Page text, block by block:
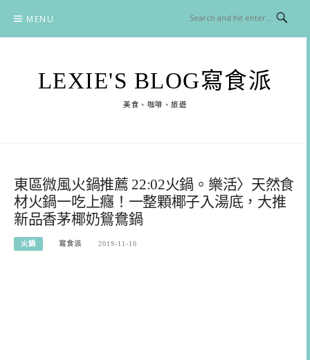
content
MENU
LEXIE'S BLOG寫食派
美食、咖啡、旅遊
東區微風火鍋推薦 22:02火鍋。樂活〉天然食
材火鍋一吃上癮！一整顆椰子入湯底，大推
新品香茅椰奶鴛鴦鍋
火鍋 寫食派 2019-11-10